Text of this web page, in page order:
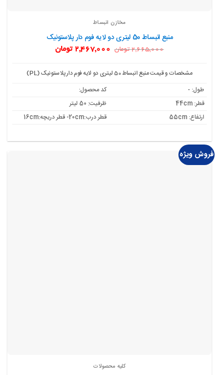
مخازن انبساط
منبع انبساط 50 لیتری دو لایه فوم دار پلاستونیک
2,665,000 تومان قیمت
اصلی:
بود.
2,467,000 تومانقیمت
مشخصات و قیمت منبع انبساط 50 لیتری دو لایه فوم دار پلاستونیک (PL)
طول: -
کد محصول:
قطر: 44cm
ظرفیت: 50 لیتر
ارتفاع: 55cm
قطر درب:20cm- قطر دریچه:16cm
فروش ویژه
کلیه محصولات